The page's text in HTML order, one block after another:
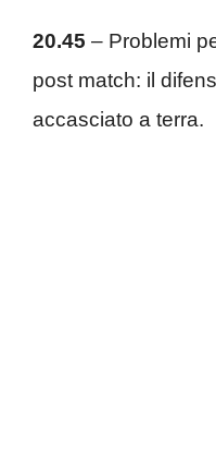
20.45 – Problemi
post match: il
accasciato a terra.